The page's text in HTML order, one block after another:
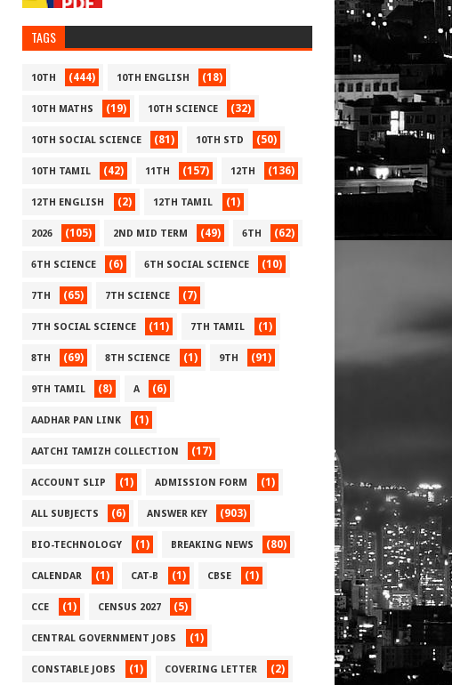
TAGS
10TH (444) 10TH ENGLISH (18)
10TH MATHS (19) 10TH SCIENCE (32)
10TH SOCIAL SCIENCE (81) 10TH STD (50)
10TH TAMIL (42) 11TH (157) 12TH (136)
12TH ENGLISH (2) 12TH TAMIL (1)
2026 (105) 2ND MID TERM (49) 6TH (62)
6TH SCIENCE (6) 6TH SOCIAL SCIENCE (10)
7TH (65) 7TH SCIENCE (7)
7TH SOCIAL SCIENCE (11) 7TH TAMIL (1)
8TH (69) 8TH SCIENCE (1) 9TH (91)
9TH TAMIL (8) A (6)
AADHAR PAN LINK (1)
AATCHI TAMIZH COLLECTION (17)
ACCOUNT SLIP (1) ADMISSION FORM (1)
ALL SUBJECTS (6) ANSWER KEY (903)
BIO-TECHNOLOGY (1) BREAKING NEWS (80)
CALENDAR (1) CAT-B (1) CBSE (1)
CCE (1) CENSUS 2027 (5)
CENTRAL GOVERNMENT JOBS (1)
CONSTABLE JOBS (1) COVERING LETTER (2)